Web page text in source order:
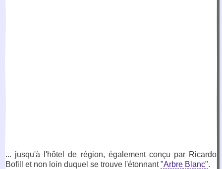
... jusqu'à l'hôtel de région, également conçu par Ricardo
Bofill et non loin duquel se trouve l'étonnant"Arbre Blanc".